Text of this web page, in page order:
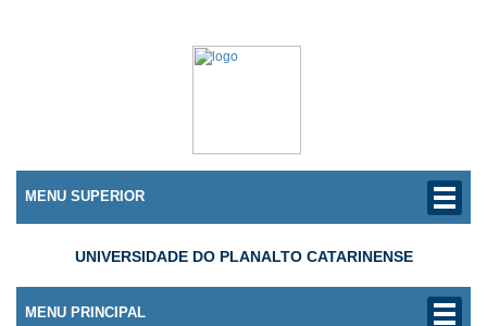
MENU SUPERIOR
UNIVERSIDADE DO PLANALTO CATARINENSE
MENU PRINCIPAL